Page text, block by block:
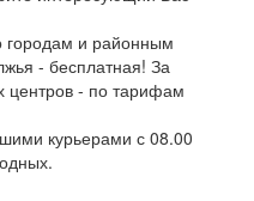
городам и районным
- бесплатная! За
центров - по тарифам
курьерами с 08.00